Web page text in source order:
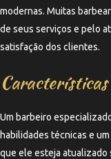
modernas. Muitas
de seus serviços e pelo
satisfação dos clientes.
Um barbeiro
habilidades técnicas e
que ele esteja atualizado